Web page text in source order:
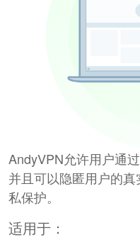
AndyVPN允许用户通
并且可以隐匿用户的
私保护。
适用于：